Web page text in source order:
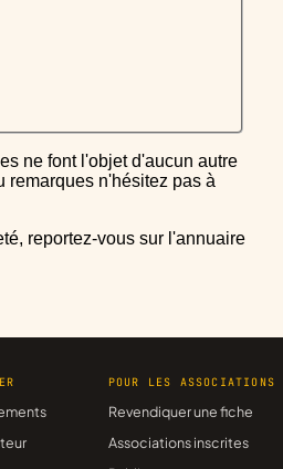
remarques n'hésitez pas à
POUR LES ASSOCIATIONS
Revendiquer une fiche
Associations inscrites